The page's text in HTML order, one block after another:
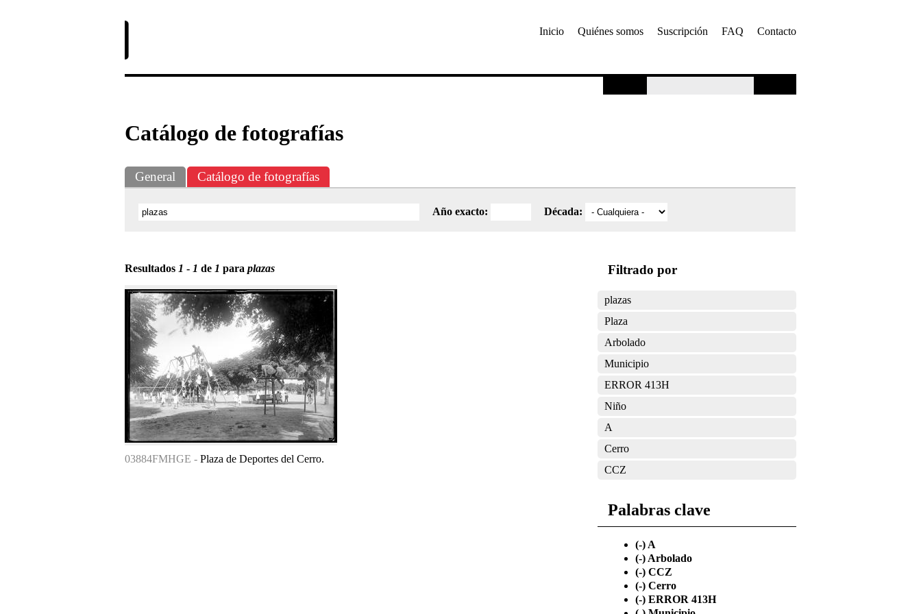
Inicio Quiénes somos Suscripción FAQ Contacto
Catálogo de fotografías
General Catálogo de fotografías
Año exacto: Década:
Resultados 1 - 1 de 1 para plazas
03884FMHGE - Plaza de Deportes del Cerro.
Filtrado por
plazas
Plaza
Arbolado
Municipio
ERROR 413H
Niño
A
Cerro
CCZ
Palabras clave
(-) A
(-) Arbolado
(-) CCZ
(-) Cerro
(-) ERROR 413H